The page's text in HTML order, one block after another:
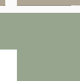
Nouveauté
Nouveauté